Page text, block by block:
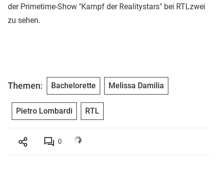
der Primetime-Show "Kampf der Realitystars" bei RTLzwei
zu sehen.
Themen: Bachelorette Melissa Damilia
Pietro Lombardi RTL
0